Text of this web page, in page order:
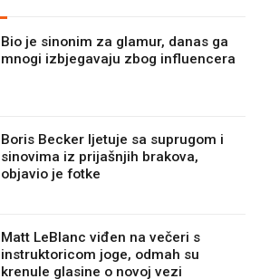
Bio je sinonim za glamur, danas ga
mnogi izbjegavaju zbog influencera
Boris Becker ljetuje sa suprugom i
sinovima iz prijašnjih brakova,
objavio je fotke
Matt LeBlanc viđen na večeri s
instruktoricom joge, odmah su
krenule glasine o novoj vezi